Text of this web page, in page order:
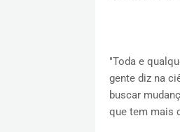
"Toda e
gente diz na
buscar
que tem mais